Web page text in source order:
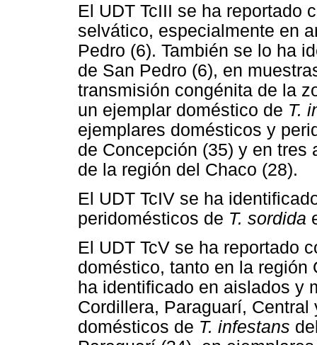
El UDT TcIII se ha reportado
selvático, especialmente en
Pedro (6). También se lo ha
de San Pedro (6), en
transmisión congénita de la
un ejemplar doméstico de T.
ejemplares domésticos y
de Concepción (35) y en tres
de la región del Chaco (28).
El UDT TcIV se ha
peridomésticos de T. sordida
El UDT TcV se ha reportado
doméstico, tanto en la
ha identificado en aislados y
Cordillera, Paraguarí,
domésticos de T. infestans